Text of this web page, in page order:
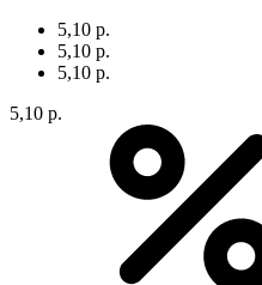
5,10 р.
5,10 р.
5,10 р.
5,10 р.